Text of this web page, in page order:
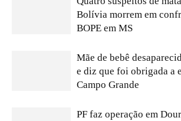
Bolívia morrem em
BOPE em MS
Mãe de bebê
e diz que foi obrigada a
Campo Grande
PF faz operação em